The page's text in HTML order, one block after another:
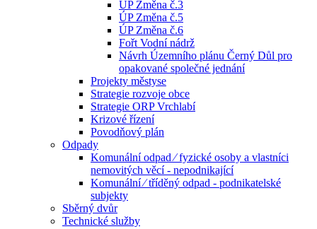
ÚP Změna č.3
ÚP Změna č.5
ÚP Změna č.6
Fořt Vodní nádrž
Návrh Územního plánu Černý Důl pro
opakované společné jednání
Projekty městyse
Strategie rozvoje obce
Strategie ORP Vrchlabí
Krizové řízení
Povodňový plán
Odpady
Komunální odpad ⁄ fyzické osoby a vlastníci
nemovitých věcí - nepodnikající
Komunální ⁄ tříděný odpad - podnikatelské
subjekty
Sběrný dvůr
Technické služby